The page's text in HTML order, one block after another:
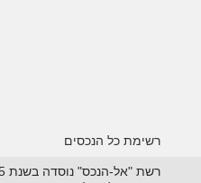
רשימת כל הנכסים